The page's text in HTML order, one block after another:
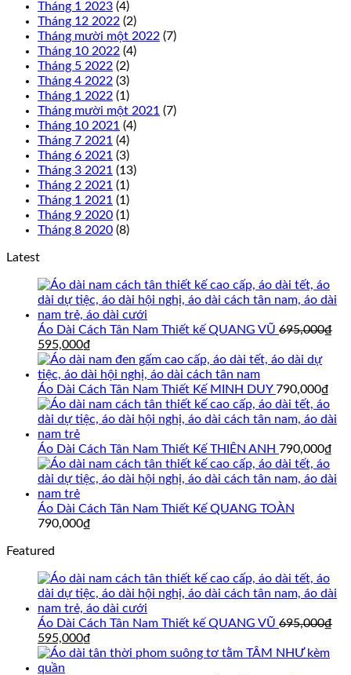
Tháng 1 2023 (4)
Tháng 12 2022 (2)
Tháng mười một 2022 (7)
Tháng 10 2022 (4)
Tháng 5 2022 (2)
Tháng 4 2022 (3)
Tháng 1 2022 (1)
Tháng mười một 2021 (7)
Tháng 10 2021 (4)
Tháng 7 2021 (4)
Tháng 6 2021 (3)
Tháng 3 2021 (13)
Tháng 2 2021 (1)
Tháng 1 2021 (1)
Tháng 9 2020 (1)
Tháng 8 2020 (8)
Latest
Áo Dài Cách Tân Nam Thiết kế QUANG VŨ 695,000₫
Giá
gốc
là:
695,000₫.
595,000₫
hiện
tại
là:
595,000₫.
Áo Dài Cách Tân Nam Thiết Kế MINH DUY 790,000₫
Áo Dài Cách Tân Nam Thiết Kế THIÊN ANH 790,000₫
Áo Dài Cách Tân Nam Thiết Kế QUANG TOÀN
790,000₫
Featured
Áo Dài Cách Tân Nam Thiết kế QUANG VŨ 695,000₫
Giá
gốc
là:
595,000₫
hiện